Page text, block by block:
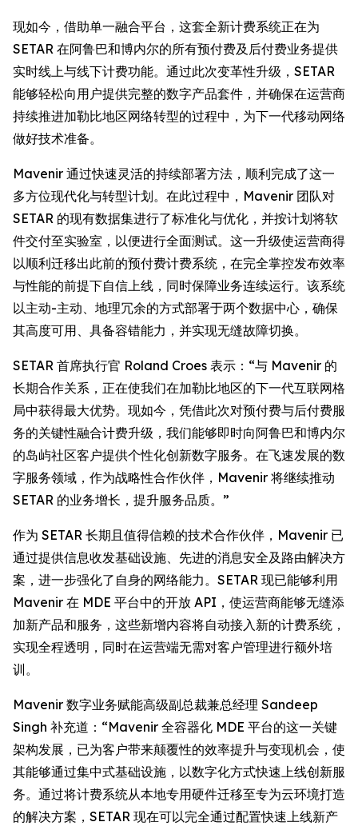
现如今，借助单一融合平台，这套全新计费系统正在为
SETAR 在阿鲁巴和博内尔的所有预付费及后付费业务提供
实时线上与线下计费功能。通过此次变革性升级，SETAR
能够轻松向用户提供完整的数字产品套件，并确保在运营商
持续推进加勒比地区网络转型的过程中，为下一代移动网络
做好技术准备。
Mavenir 通过快速灵活的持续部署方法，顺利完成了这一
多方位现代化与转型计划。在此过程中，Mavenir 团队对
SETAR 的现有数据集进行了标准化与优化，并按计划将软
件交付至实验室，以便进行全面测试。这一升级使运营商得
以顺利迁移出此前的预付费计费系统，在完全掌控发布效率
与性能的前提下自信上线，同时保障业务连续运行。该系统
以主动-主动、地理冗余的方式部署于两个数据中心，确保
其高度可用、具备容错能力，并实现无缝故障切换。
SETAR 首席执行官 Roland Croes 表示：“与 Mavenir 的
长期合作关系，正在使我们在加勒比地区的下一代互联网格
局中获得最大优势。现如今，凭借此次对预付费与后付费服
务的关键性融合计费升级，我们能够即时向阿鲁巴和博内尔
的岛屿社区客户提供个性化创新数字服务。在飞速发展的数
字服务领域，作为战略性合作伙伴，Mavenir 将继续推动
SETAR 的业务增长，提升服务品质。”
作为 SETAR 长期且值得信赖的技术合作伙伴，Mavenir 已
通过提供信息收发基础设施、先进的消息安全及路由解决方
案，进一步强化了自身的网络能力。SETAR 现已能够利用
Mavenir 在 MDE 平台中的开放 API，使运营商能够无缝添
加新产品和服务，这些新增内容将自动接入新的计费系统，
实现全程透明，同时在运营端无需对客户管理进行额外培
训。
Mavenir 数字业务赋能高级副总裁兼总经理 Sandeep
Singh 补充道：“Mavenir 全容器化 MDE 平台的这一关键
架构发展，已为客户带来颠覆性的效率提升与变现机会，使
其能够通过集中式基础设施，以数字化方式快速上线创新服
务。通过将计费系统从本地专用硬件迁移至专为云环境打造
的解决方案，SETAR 现在可以完全通过配置快速上线新产